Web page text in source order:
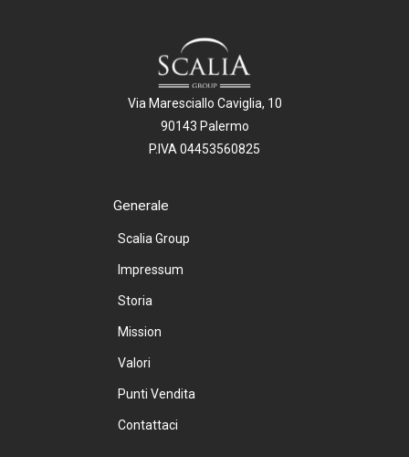
Via Maresciallo Caviglia, 10
90143 Palermo
P.IVA 04453560825
Generale
Scalia Group
Impressum
Storia
Mission
Valori
Punti Vendita
Contattaci